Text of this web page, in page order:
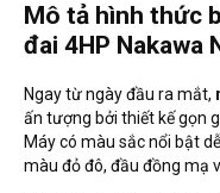
Mô tả hình thức
đai 4HP Nakawa
Ngay từ ngày đầu ra mắt,
ấn tượng bởi thiết kế gọn
Máy có màu sắc nổi bật
màu đỏ đô, đầu đồng mạ